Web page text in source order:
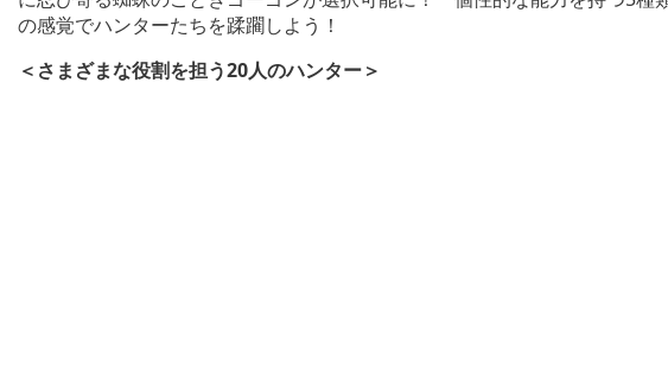
の感覚でハンターたちを蹂躙しよう！
＜さまざまな役割を担う20人のハンター＞